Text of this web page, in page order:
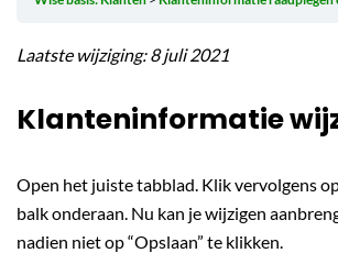
Laatste wijziging: 8 juli 2021
Klanteninformatie
Open het juiste tabblad. Klik vervolgens
balk onderaan. Nu kan je wijzigen
nadien niet op “Opslaan” te klikken.